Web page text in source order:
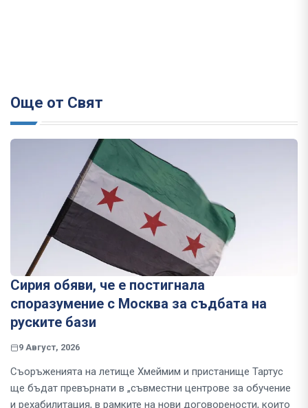
Още от Свят
Сирия обяви, че е постигнала
споразумение с Москва за съдбата на
руските бази
9 Август, 2026
Съоръженията на летище Хмеймим и пристанище Тартус
ще бъдат превърнати в „съвместни центрове за обучение
и рехабилитация, в рамките на нови договорености, които